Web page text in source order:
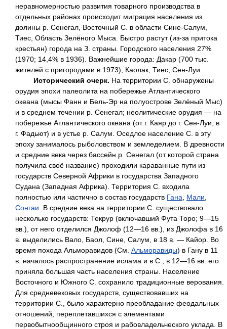
неравномерностью развития товарного производства в
отдельных районах происходит миграция населения из
долины р. Сенегал, Восточный С. в области Сине-Салум,
Тиес, Область Зелёного Мыса. Быстро растут (из-за притока
крестьян) города на З. страны. Городского населения 27%
(1970; 14,4% в 1936). Важнейшие города: Дакар (700 тыс.
жителей с пригородами в 1973), Каолак, Тиес, Сен-Луи.
Исторический очерк. На территории С. обнаружены
орудия эпохи палеолита на побережье Атлантического
океана (мысы Фанн и Бель-Эр на полуострове Зелёный Мыс)
и в среднем течении р. Сенегал; неолитические орудия — на
побережье Атлантического океана (от г. Каяр до г. Сен-Луи, в
г. Фадьют) и в устье р. Салум. Оседлое население С. в эту
эпоху занималось рыболовством и земледелием. В древности
и средние века через бассейн р. Сенегал (от которой страна
получила своё название) проходили караванные пути из
государств Северной Африки в государства Западного
Судана (Западная Африка). Территория С. входила
полностью или частично в состав государств Гана Мали
Сонгаи . В средние века на территории С. существовало
несколько государств: Текрур (включавший Фута Торо; 9—15
вв.), от него отделился Джолоф (12—16 вв.), из Джолофа в 16
в. выделились Вало, Баол, Сине, Салум, в 18 в. — Кайор. Во
время похода Альморавидов (См. Альморавиды) в Гану в 11
в. началось распространение ислама и в С.; в 12—16 вв. его
приняла большая часть населения страны. Население
Восточного и Южного С. сохранило традиционные верования.
Для средневековых государств, существовавших на
территории С., было характерно преобладание феодальных
отношений, переплетавшихся с элементами
первобытнообщинного строя и рабовладельческого уклада. В